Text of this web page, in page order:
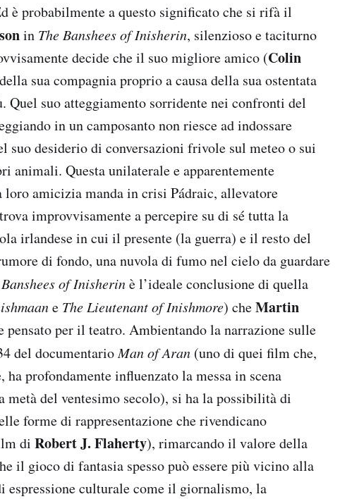
è probabilmente a questo significato che si rifà il
in The Banshees of Inisherin, silenzioso e taciturno
decide che il suo migliore amico (Colin
sua compagnia proprio a causa della sua ostentata
Quel suo atteggiamento sorridente nei confronti del
in un camposanto non riesce ad indossare
suo desiderio di conversazioni frivole sul meteo o sui
animali. Questa unilaterale e apparentemente
amicizia manda in crisi Pádraic, allevatore
improvvisamente a percepire su di sé tutta la
irlandese in cui il presente (la guerra) e il resto del
di fondo, una nuvola di fumo nel cielo da guardare
of Inisherinè l’ideale conclusione di quella
e The Lieutenant of Inishmore) cheMartin
pensato per il teatro. Ambientando la narrazione sulle
del documentarioMan of Aran (uno di quei film che,
profondamente influenzato la messa in scena
metà del ventesimo secolo), si ha la possibilità di
forme di rappresentazione che rivendicano
di Robert J. Flaherty), rimarcando il valore della
il gioco di fantasia spesso può essere più vicino alla
espressione culturale come il giornalismo, la